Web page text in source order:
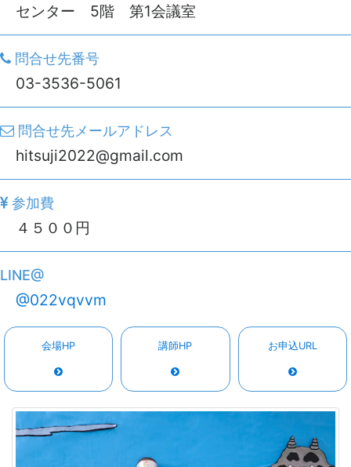
センター 5階 第1会議室
問合せ先番号
03-3536-5061
問合せ先メールアドレス
hitsuji2022@gmail.com
参加費
４５００円
LINE@
@022vqvvm
会場HP 講師HP お申込URL